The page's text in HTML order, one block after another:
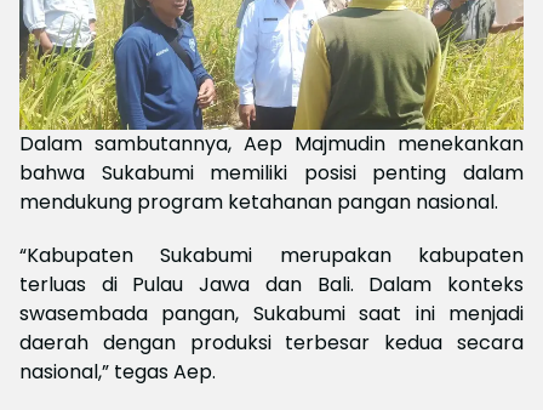
Dalam sambutannya, Aep Majmudin menekankan
bahwa Sukabumi memiliki posisi penting dalam
mendukung program ketahanan pangan nasional.
“Kabupaten Sukabumi merupakan kabupaten
terluas di Pulau Jawa dan Bali. Dalam konteks
swasembada pangan, Sukabumi saat ini menjadi
daerah dengan produksi terbesar kedua secara
nasional,” tegas Aep.